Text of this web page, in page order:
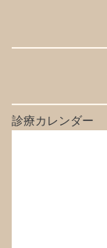
診療カレンダー